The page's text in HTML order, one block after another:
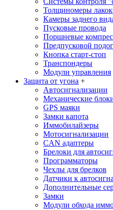
Толщиномеры
Камеры заднего
Пусковые провода
Поршневые
Предпусковой
Кнопка старт-стоп
Транспондеры
Модули управления
Защита от угона +
Автосигнализации
Механические
GPS маяки
Замки капота
Иммобилайзеры
Мотосигнализации
CAN адаптеры
Брелоки для
Программаторы
Чехлы для брелков
Датчики к
Дополнительные
Замки
Модули обхода